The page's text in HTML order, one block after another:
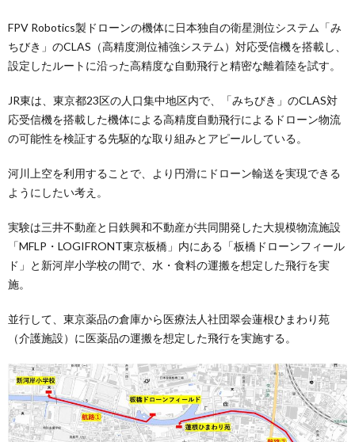
FPV Robotics製ドローンの機体に日本独自の衛星測位システム「み
ちびき」のCLAS（高精度測位補強システム）対応受信機を搭載し、
設定したルートに沿った高精度な自動飛行と精密な離着陸を試す。
JR東は、東京都23区の人口集中地区内で、「みちびき」のCLAS対
応受信機を搭載した機体による高精度自動飛行によるドローン物流
の可能性を検証する先駆的な取り組みとアピールしている。
河川上空を利用することで、より円滑にドローン輸送を実現できる
ようにしたい考え。
実験は三井不動産と日鉄興和不動産が共同開発した大規模物流施設
「MFLP・LOGIFRONT東京板橋」内にある「板橋ドローンフィール
ド」と新河岸小学校の間で、水・食料の運搬を想定した飛行を実
施。
並行して、東京薬品の倉庫から医療法人社団翠会蓮根ひまわり苑
（介護施設）に医薬品の運搬を想定した飛行を実施する。